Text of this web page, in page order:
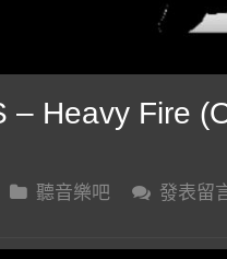
– Heavy Fire
聽音樂吧
發表留